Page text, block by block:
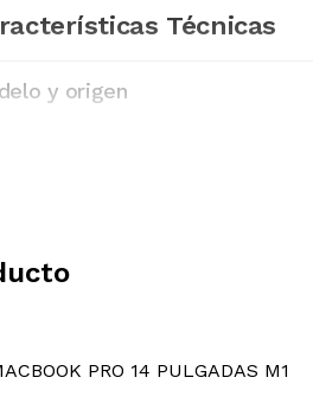
Técnicas
y origen
PRO 14 PULGADAS M1